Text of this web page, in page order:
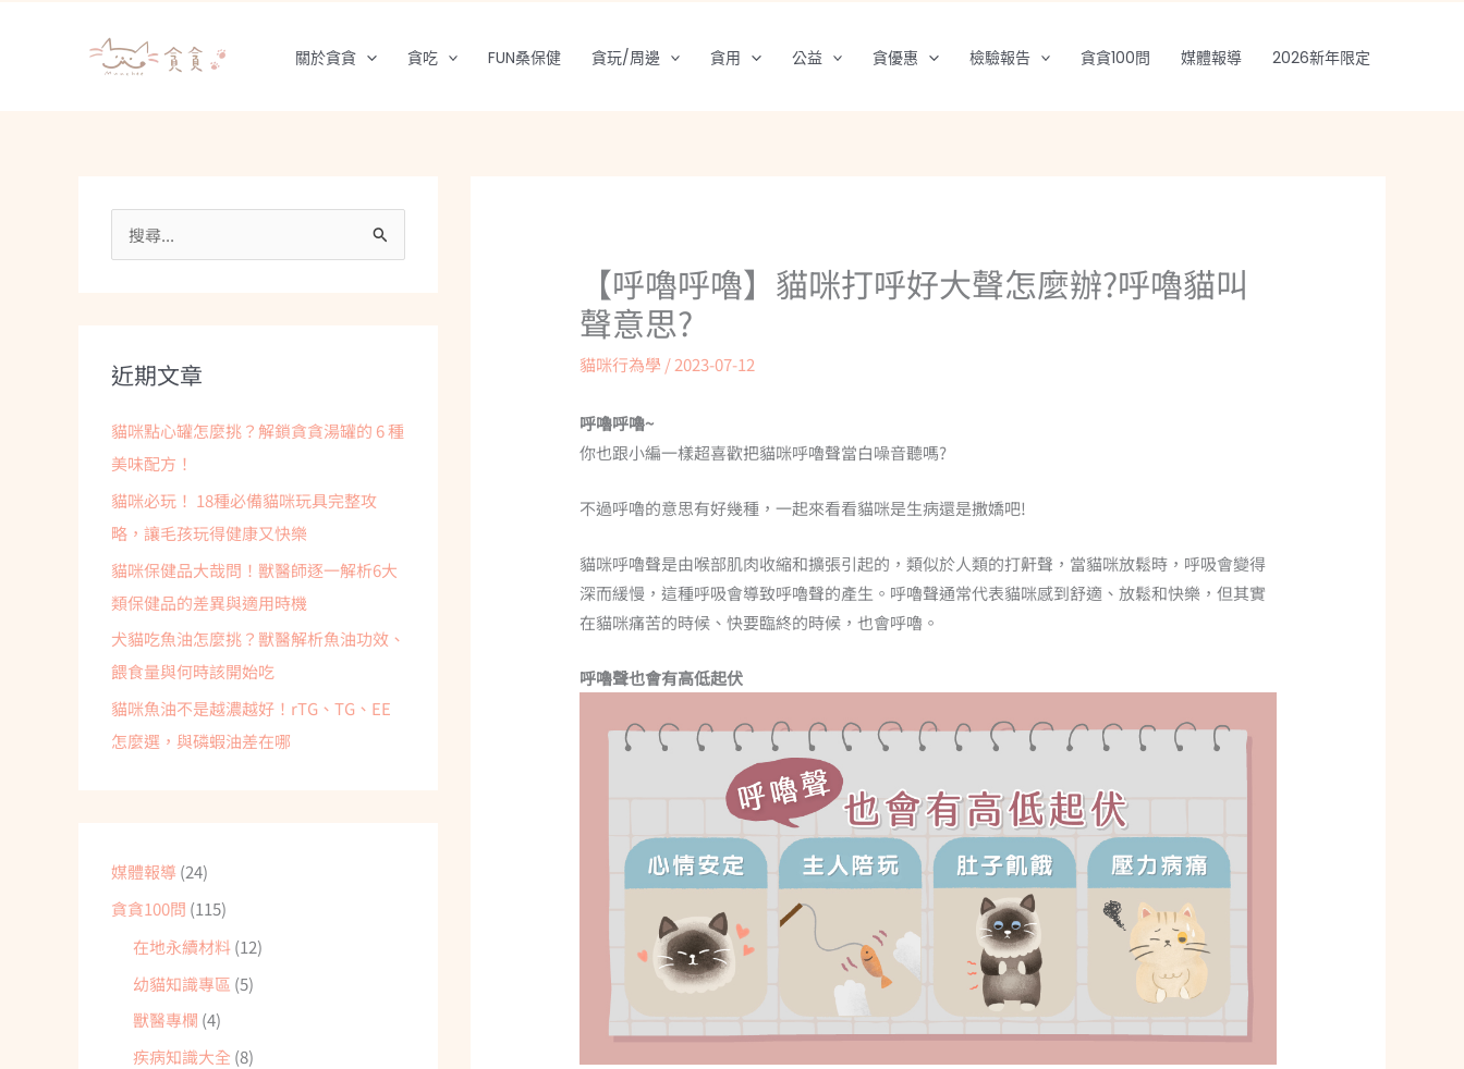
關於貪貪 貪吃 FUN桑保健 貪玩/周邊 貪用 公益 貪優惠 檢驗報告 貪貪100問 媒體報導 2026新年限定
字
近期文章
貓咪點心罐怎麼挑？解鎖貪貪湯罐的 6 種
美味配方！
貓咪必玩！ 18種必備貓咪玩具完整攻
略，讓毛孩玩得健康又快樂
貓咪保健品大哉問！獸醫師逐一解析6大
類保健品的差異與適用時機
犬貓吃魚油怎麼挑？獸醫解析魚油功效、
餵食量與何時該開始吃
貓咪魚油不是越濃越好！rTG、TG、EE
怎麼選，與磷蝦油差在哪
媒體報導(24)
貪貪100問 (115)
在地永續材料(12)
幼貓知識專區 (5)
獸醫專欄 (4)
疾病知識大全 (8)
【呼嚕呼嚕】貓咪打呼好大聲怎麼辦?呼嚕貓叫
聲意思?
貓咪行為學 /2023-07-12
呼嚕呼嚕~
你也跟小編一樣超喜歡把貓咪呼嚕聲當白噪音聽嗎?
不過呼嚕的意思有好幾種，一起來看看貓咪是生病還是撒嬌吧!
貓咪呼嚕聲是由喉部肌肉收縮和擴張引起的，類似於人類的打鼾聲，當貓咪放鬆時，呼吸會變得
深而緩慢，這種呼吸會導致呼嚕聲的產生。呼嚕聲通常代表貓咪感到舒適、放鬆和快樂，但其實
在貓咪痛苦的時候、快要臨終的時候，也會呼嚕。
呼嚕聲也會有高低起伏